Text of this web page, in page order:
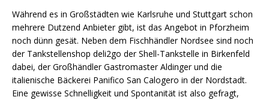
Während es in Großstädten wie Karlsruhe und Stuttgart schon
mehrere Dutzend Anbieter gibt, ist das Angebot in Pforzheim
noch dünn gesät. Neben dem Fischhändler Nordsee sind noch
der Tankstellenshop deli2go der Shell-Tankstelle in Birkenfeld
dabei, der Großhändler Gastromaster Aldinger und die
italienische Bäckerei Panifico San Calogero in der Nordstadt.
Eine gewisse Schnelligkeit und Spontanität ist also gefragt,